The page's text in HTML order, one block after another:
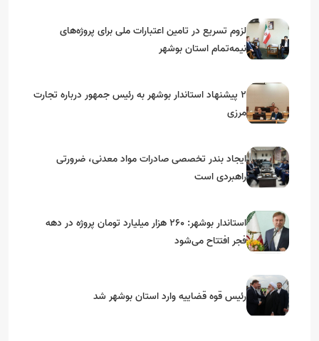
لزوم تسریع در تامین اعتبارات ملی برای پروژه‌های
نیمه‌تمام استان بوشهر
۲ پیشنهاد استاندار بوشهر به رئیس جمهور درباره تجارت
مرزی
ایجاد بندر تخصصی صادرات مواد معدنی، ضرورتی
راهبردی است
استاندار بوشهر: ۲۶۰ هزار میلیارد تومان پروژه در دهه
فجر افتتاح می‌شود
رئیس قوه قضاییه وارد استان بوشهر شد